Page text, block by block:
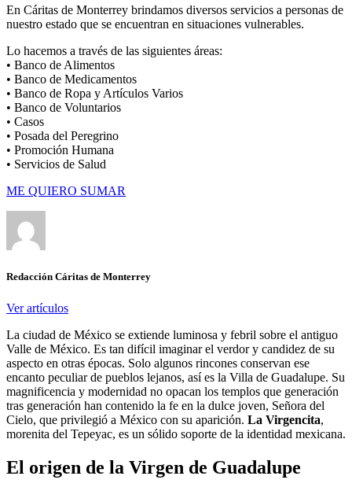
En Cáritas de Monterrey brindamos diversos servicios a personas de
nuestro estado que se encuentran en situaciones vulnerables.
Lo hacemos a través de las siguientes áreas:
• Banco de Alimentos
• Banco de Medicamentos
• Banco de Ropa y Artículos Varios
• Banco de Voluntarios
• Casos
• Posada del Peregrino
• Promoción Humana
• Servicios de Salud
ME QUIERO SUMAR
Redacción Cáritas de Monterrey
Ver artículos
La ciudad de México se extiende luminosa y febril sobre el antiguo
Valle de México. Es tan difícil imaginar el verdor y candidez de su
aspecto en otras épocas. Solo algunos rincones conservan ese
encanto peculiar de pueblos lejanos, así es la Villa de Guadalupe. Su
magnificencia y modernidad no opacan los templos que generación
tras generación han contenido la fe en la dulce joven, Señora del
Cielo, que privilegió a México con su aparición. La Virgencita,
morenita del Tepeyac, es un sólido soporte de la identidad mexicana.
El origen de la Virgen de Guadalupe